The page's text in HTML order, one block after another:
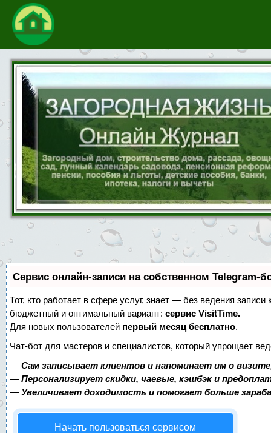
Сервис онлайн-записи на собственном Telegram-
Тот, кто работает в сфере услуг, знает — без ведения
бюджетный и оптимальный вариант: сервис VisitTime.
Для новых пользователей первый месяц бесплатно.
Чат-бот для мастеров и специалистов, который упрощает
— Сам записывает клиентов и напоминает им о
— Персонализирует скидки, чаевые, кэшбэк и
— Увеличивает доходимость и помогает больше
Начать пользоваться сервисом